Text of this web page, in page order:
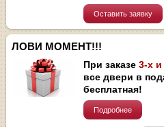
Оставить заявку
ЛОВИ МОМЕНТ!!!
При заказе3-х
все двери в
бесплатная!
Подробнее